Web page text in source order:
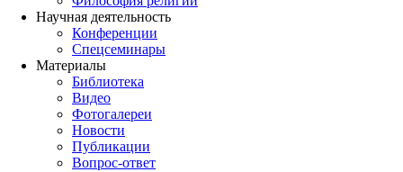
Научная деятельность
Конференции
Спецсеминары
Материалы
Библиотека
Видео
Фотогалереи
Новости
Публикации
Вопрос-ответ